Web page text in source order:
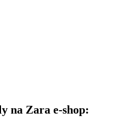
na Zara e-shop: